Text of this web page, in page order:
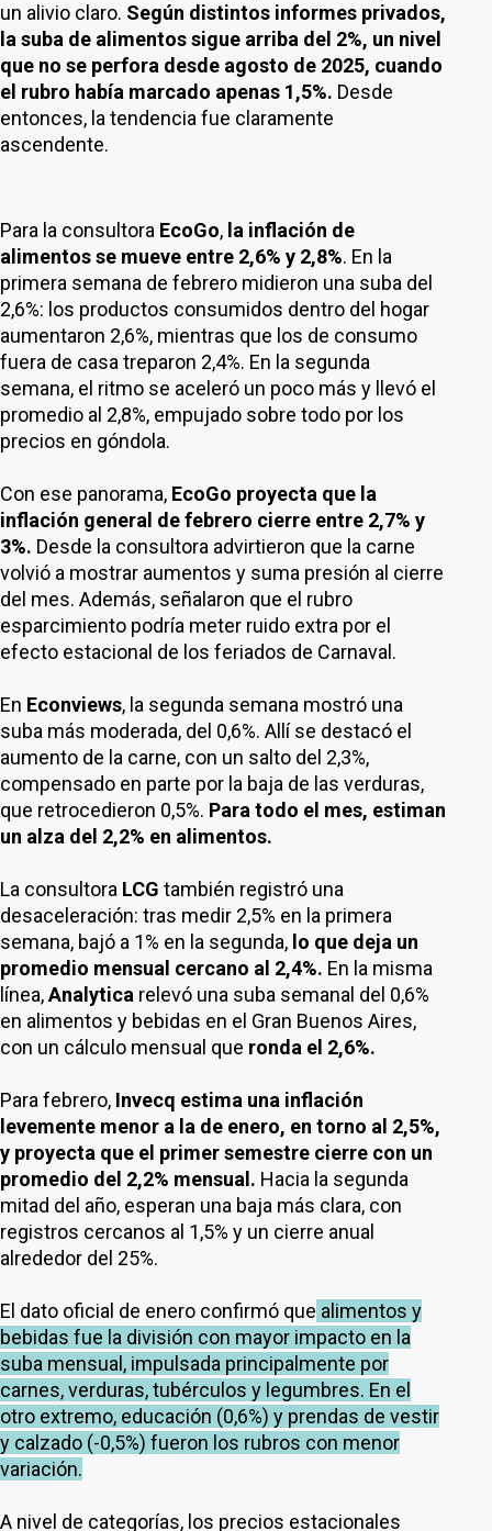
un alivio claro. Según distintos informes privados,
la suba de alimentos sigue arriba del 2%, un nivel
que no se perfora desde agosto de 2025, cuando
el rubro había marcado apenas 1,5%. Desde
entonces, la tendencia fue claramente
ascendente.
Para la consultora EcoGo, la inflación de
alimentos se mueve entre 2,6% y 2,8%. En la
primera semana de febrero midieron una suba del
2,6%: los productos consumidos dentro del hogar
aumentaron 2,6%, mientras que los de consumo
fuera de casa treparon 2,4%. En la segunda
semana, el ritmo se aceleró un poco más y llevó el
promedio al 2,8%, empujado sobre todo por los
precios en góndola.
Con ese panorama, EcoGo proyecta que la
inflación general de febrero cierre entre 2,7% y
3%. Desde la consultora advirtieron que la carne
volvió a mostrar aumentos y suma presión al cierre
del mes. Además, señalaron que el rubro
esparcimiento podría meter ruido extra por el
efecto estacional de los feriados de Carnaval.
En Econviews, la segunda semana mostró una
suba más moderada, del 0,6%. Allí se destacó el
aumento de la carne, con un salto del 2,3%,
compensado en parte por la baja de las verduras,
que retrocedieron 0,5%. Para todo el mes, estiman
un alza del 2,2% en alimentos.
La consultora LCG también registró una
desaceleración: tras medir 2,5% en la primera
semana, bajó a 1% en la segunda, lo que deja un
promedio mensual cercano al 2,4%. En la misma
línea,Analytica relevó una suba semanal del 0,6%
en alimentos y bebidas en el Gran Buenos Aires,
con un cálculo mensual que ronda el 2,6%.
Para febrero, Invecq estima una inflación
levemente menor a la de enero, en torno al 2,5%,
y proyecta que el primer semestre cierre con un
promedio del 2,2% mensual. Hacia la segunda
mitad del año, esperan una baja más clara, con
registros cercanos al 1,5% y un cierre anual
alrededor del 25%.
El dato oficial de enero confirmó que alimentos y
bebidas fue la división con mayor impacto en la
suba mensual, impulsada principalmente por
carnes, verduras, tubérculos y legumbres. En el
otro extremo, educación (0,6%) y prendas de vestir
y calzado (-0,5%) fueron los rubros con menor
variación.
A nivel de categorías, los precios estacionales